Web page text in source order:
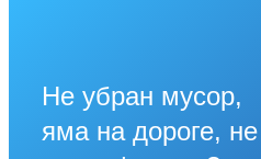
Не убран мусор,
яма на дороге, не